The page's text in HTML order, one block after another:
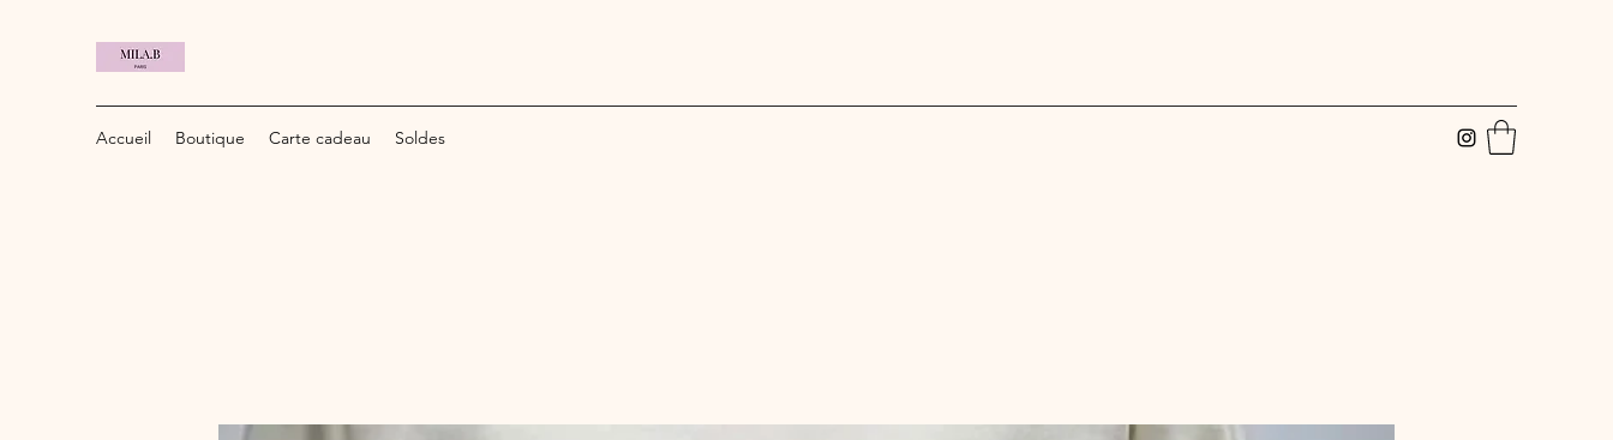
Accueil Boutique Carte cadeau Soldes